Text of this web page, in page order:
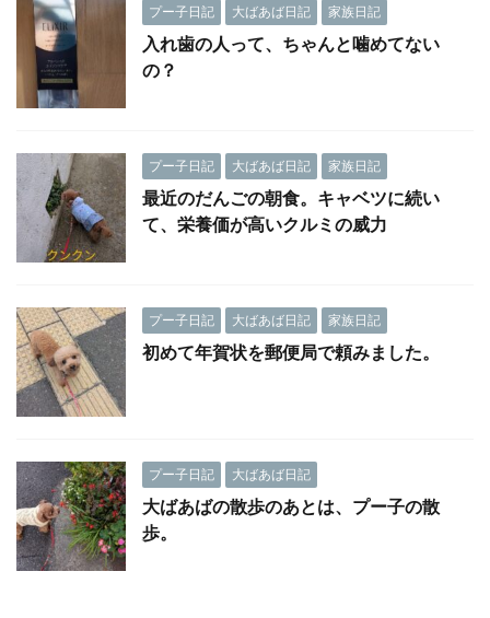
プー子日記 大ばあば日記 家族日記
入れ歯の人って、ちゃんと噛めてない
の？
プー子日記 大ばあば日記 家族日記
最近のだんごの朝食。キャベツに続い
て、栄養価が高いクルミの威力
プー子日記 大ばあば日記 家族日記
初めて年賀状を郵便局で頼みました。
プー子日記 大ばあば日記
大ばあばの散歩のあとは、プー子の散
歩。